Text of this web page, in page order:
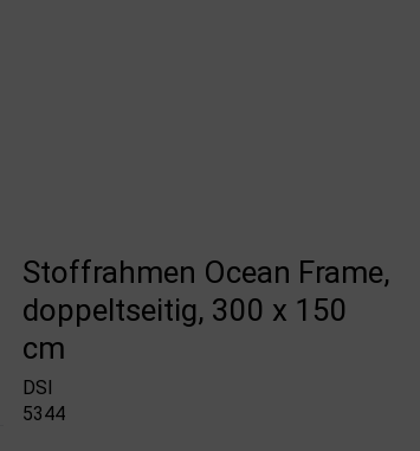
Stoffrahmen Ocean Frame,
doppeltseitig, 300 x 150
cm
DSI
5344